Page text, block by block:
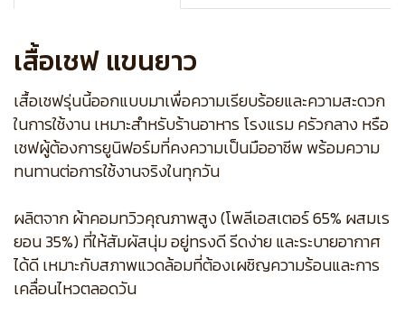
เสื้อเชฟ แขนยาว
เสื้อเชฟรุ่นนี้ออกแบบมาเพื่อความเรียบร้อยและความสะดวก
ในการใช้งาน เหมาะสำหรับร้านอาหาร โรงแรม ครัวกลาง หรือ
เชฟผู้ต้องการยูนิฟอร์มที่คงความเป็นมืออาชีพ พร้อมความ
ทนทานต่อการใช้งานจริงในทุกวัน
ผลิตจาก ผ้าคอมทวิวคุณภาพสูง (โพลีเอสเตอร์ 65% ผสมเร
ยอน 35%) ที่ให้สัมผัสนุ่ม อยู่ทรงดี รีดง่าย และระบายอากาศ
ได้ดี เหมาะกับสภาพแวดล้อมที่ต้องเผชิญความร้อนและการ
เคลื่อนไหวตลอดวัน